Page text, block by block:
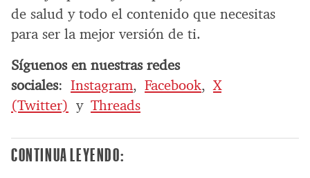
de salud y todo el contenido que necesitas
para ser la mejor versión de ti.
Síguenos en nuestras redes
sociales: Instagram, Facebook,X
(Twitter) y Threads
CONTINUA LEYENDO: